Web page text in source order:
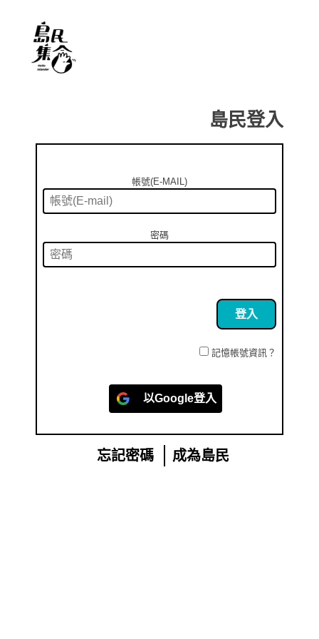
島民登入
帳號(E-MAIL)
密碼
記憶帳號資訊？
以Google登入
忘記密碼 成為島民